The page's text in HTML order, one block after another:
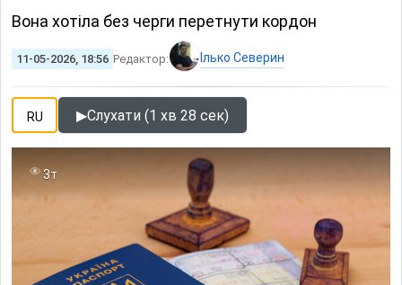
Вона хотіла без черги перетнути кордон
11-05-2026, 18:56 Редактор: Ілько Северин
RU ▶Слухати (1 хв 28 сек)
3т